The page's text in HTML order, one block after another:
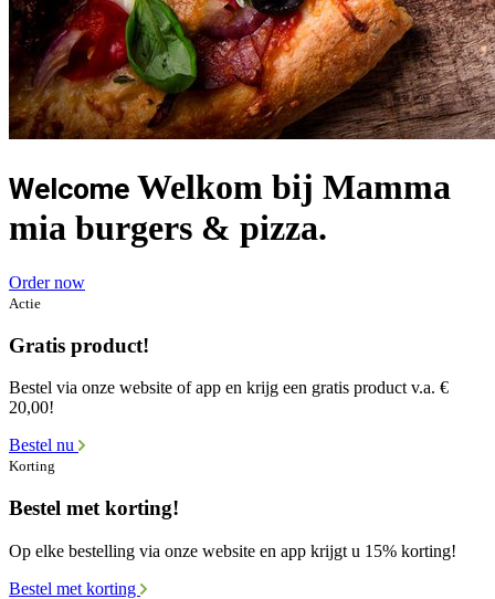
Welcome Welkom bij Mamma
mia burgers & pizza.
Order now
Actie
Gratis product!
Bestel via onze website of app en krijg een gratis product v.a. €
20,00!
Bestel nu
Korting
Bestel met korting!
Op elke bestelling via onze website en app krijgt u 15% korting!
Bestel met korting